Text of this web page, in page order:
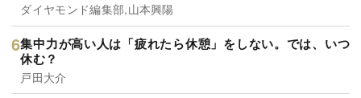
ダイヤモンド編集部,山本興陽
集中力が高い人は「疲れたら休憩」をしない。では、いつ
休む？
戸田大介